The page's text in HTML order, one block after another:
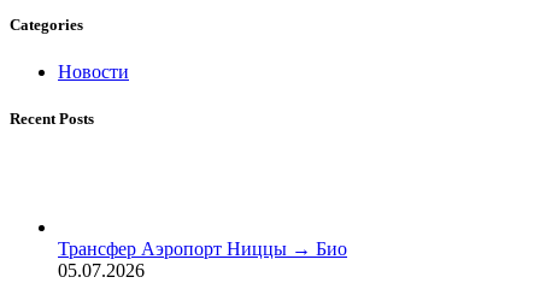
Categories
Новости
Recent Posts
Трансфер Аэропорт Ниццы → Био
05.07.2026